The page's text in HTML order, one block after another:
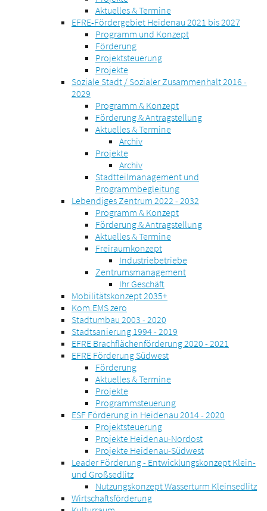
Aktuelles & Termine
EFRE-Fördergebiet Heidenau 2021 bis 2027
Programm und Konzept
Förderung
Projektsteuerung
Projekte
Soziale Stadt / Sozialer Zusammenhalt 2016 -
2029
Programm & Konzept
Förderung & Antragstellung
Aktuelles & Termine
Archiv
Projekte
Archiv
Stadtteilmanagement und
Programmbegleitung
Lebendiges Zentrum 2022 - 2032
Programm & Konzept
Förderung & Antragstellung
Aktuelles & Termine
Freiraumkonzept
Industriebetriebe
Zentrumsmanagement
Ihr Geschäft
Mobilitätskonzept 2035+
Kom.EMS zero
Stadtumbau 2003 - 2020
Stadtsanierung 1994 - 2019
EFRE Brachflächenförderung 2020 - 2021
EFRE Förderung Südwest
Förderung
Aktuelles & Termine
Projekte
Programmsteuerung
ESF Förderung in Heidenau 2014 - 2020
Projektsteuerung
Projekte Heidenau-Nordost
Projekte Heidenau-Südwest
Leader Förderung - Entwicklungskonzept Klein-
und Großsedlitz
Nutzungskonzept Wasserturm Kleinsedlitz
Wirtschaftsförderung